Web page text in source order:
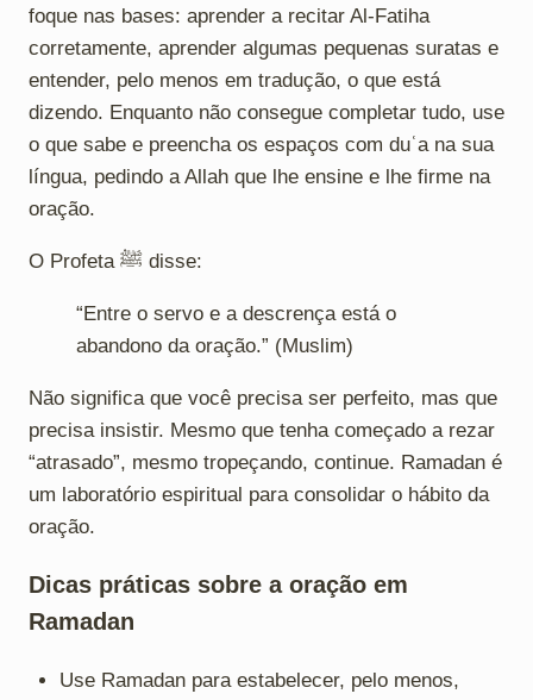
foque nas bases: aprender a recitar Al-Fatiha
corretamente, aprender algumas pequenas suratas e
entender, pelo menos em tradução, o que está
dizendo. Enquanto não consegue completar tudo, use
o que sabe e preencha os espaços com duʿa na sua
língua, pedindo a Allah que lhe ensine e lhe firme na
oração.
O Profeta ﷺ disse:
“Entre o servo e a descrença está o
abandono da oração.” (Muslim)
Não significa que você precisa ser perfeito, mas que
precisa insistir. Mesmo que tenha começado a rezar
“atrasado”, mesmo tropeçando, continue. Ramadan é
um laboratório espiritual para consolidar o hábito da
oração.
Dicas práticas sobre a oração em
Ramadan
Use Ramadan para estabelecer, pelo menos,